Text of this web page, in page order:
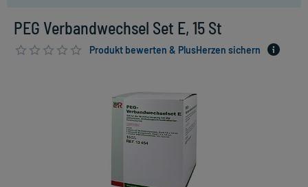
PEG Verbandwechsel Set E, 15 St
Produkt bewerten & PlusHerzen sichern